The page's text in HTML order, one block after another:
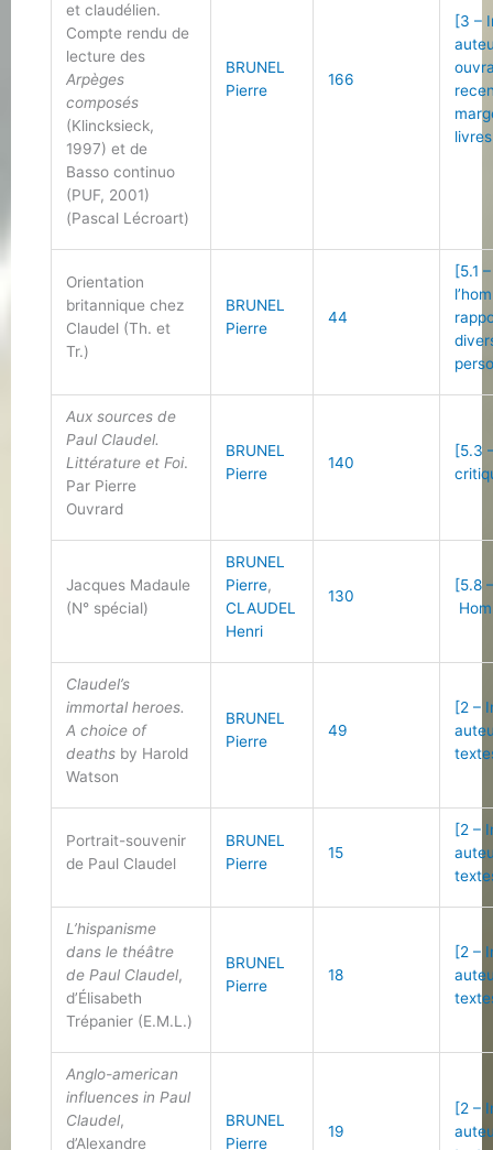
et claudélien.
Compte rendu de
lecture des
Arpèges
composés
(Klincksieck,
1997) et de
Basso continuo
(PUF, 2001)
(Pascal Lécroart)
BRUNEL
Pierre
166
[3 –
Orientation
britannique chez
Claudel (Th. et
Tr.)
BRUNEL
Pierre
44
[5.1
Aux sources de
Paul Claudel.
Littérature et Foi.
Par Pierre
Ouvrard
BRUNEL
Pierre
140
[5.3
Jacques Madaule
(N° spécial)
BRUNEL
Pierre,
CLAUDEL
Henri
130
[5.8
Claudel’s
immortal heroes.
A choice of
deaths by Harold
Watson
BRUNEL
Pierre
49
[2 –
Portrait-souvenir
de Paul Claudel
BRUNEL
Pierre
15
[2 –
L’hispanisme
dans le théâtre
de Paul Claudel,
d’Élisabeth
Trépanier (E.M.L.)
BRUNEL
Pierre
18
[2 –
Anglo-american
influences in Paul
Claudel,
d’Alexandre
BRUNEL
Pierre
19
[2 –